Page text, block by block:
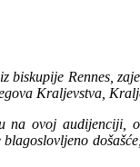
Rennes,
Kraljevstva,
ovoj audijenciji,